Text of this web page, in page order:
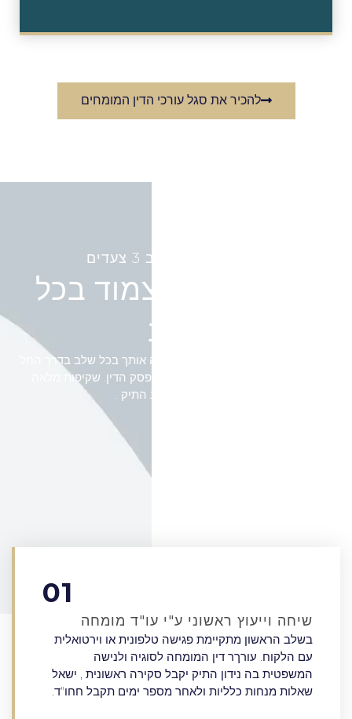
להכיר את סגל עורכי הדין המומחים
הצלחה משפטית ב 3 צעדים
ליווי משפטי צמוד בכל
שלב
משרד עורכי הדין המומחים שלנו ילווה אותך בכל שלב בדרך החל
מאיסוף החומרים ועד לסיום התיק ופסק הדין. שקיפות מלאה
וסטטוס לגבי מצב התיק .
01
שיחה וייעוץ ראשוני ע"י עו"ד מומחה
בשלב הראשון מתקיימת פגישה טלפונית או וירטואלית
עם הלקוח. עורךר דין המומחה לסוגיה ולנישה
המשפטית בה נידון התיק יקבל סקירה ראשונית , ישאל
שאלות מנחות כלליות ולאחר מספר ימים תקבל חחו"ד.